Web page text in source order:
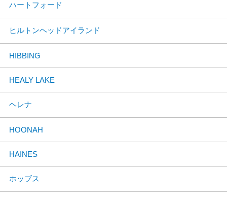
ハートフォード
ヒルトンヘッドアイランド
HIBBING
HEALY LAKE
ヘレナ
HOONAH
HAINES
ホッブス